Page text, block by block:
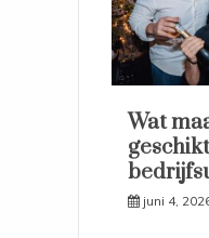
Wat
juni 4,